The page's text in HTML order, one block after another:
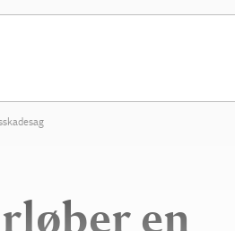
en